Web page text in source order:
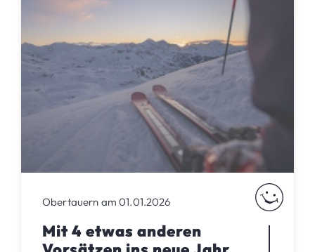
Obertauern am 01.01.2026
Mit 4 etwas anderen